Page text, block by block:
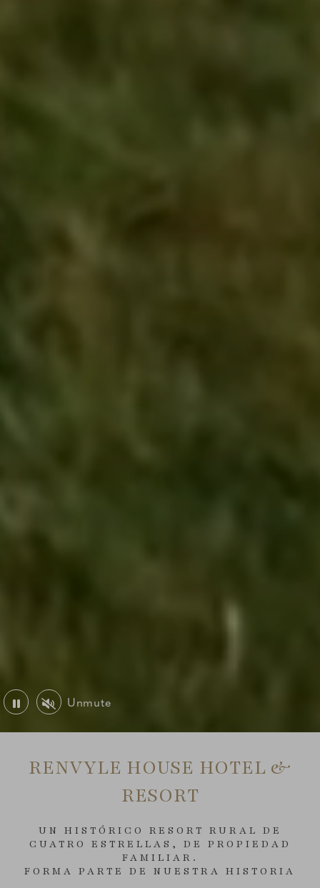
Play or Pause Video
Mute or Unmute Video
Unmute
RENVYLE HOUSE HOTEL &
RESORT
UN HISTÓRICO RESORT RURAL DE
CUATRO ESTRELLAS, DE PROPIEDAD
FAMILIAR.
FORMA PARTE DE NUESTRA HISTORIA